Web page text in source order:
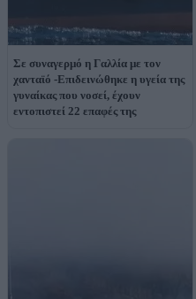
Σε συναγερμό η Γαλλία με τον
χανταϊό -Επιδεινώθηκε η υγεία της
γυναίκας που νοσεί, έχουν
εντοπιστεί 22 επαφές της